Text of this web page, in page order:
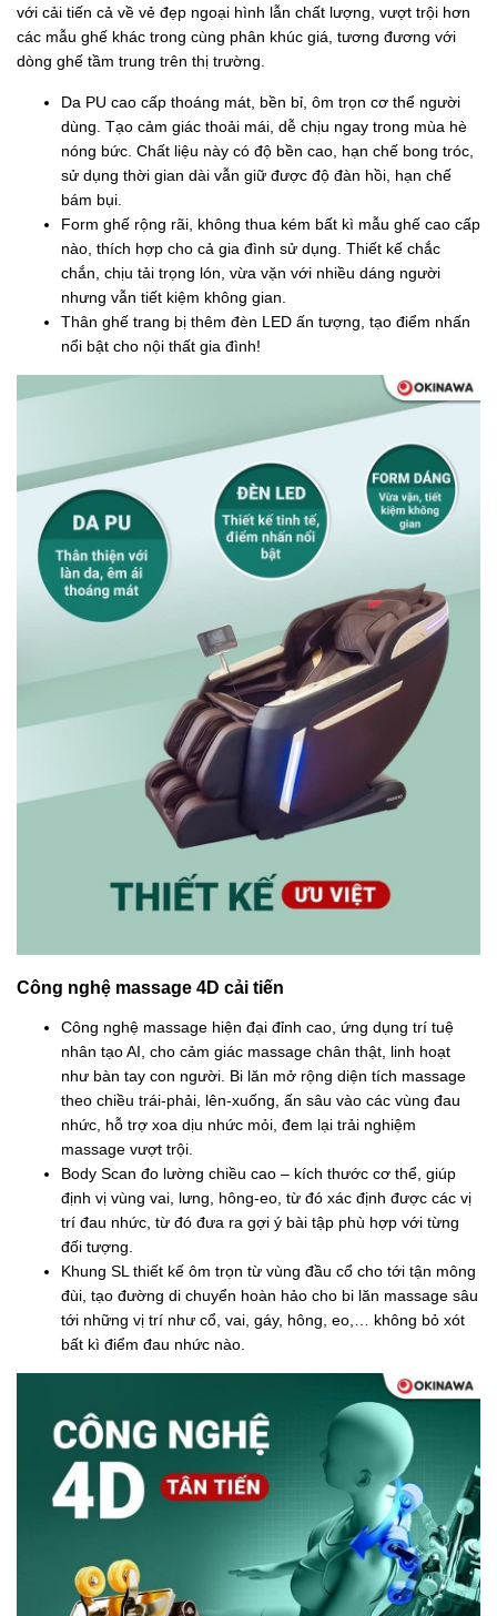
với cải tiến cả về vẻ đẹp ngoại hình lẫn chất lượng, vượt trội hơn
các mẫu ghế khác trong cùng phân khúc giá, tương đương với
dòng ghế tầm trung trên thị trường.
Da PU cao cấp thoáng mát, bền bỉ, ôm trọn cơ thể người
dùng. Tạo cảm giác thoải mái, dễ chịu ngay trong mùa hè
nóng bức. Chất liệu này có độ bền cao, hạn chế bong tróc,
sử dụng thời gian dài vẫn giữ được độ đàn hồi, hạn chế
bám bụi.
Form ghế rộng rãi, không thua kém bất kì mẫu ghế cao cấp
nào, thích hợp cho cả gia đình sử dụng. Thiết kế chắc
chắn, chịu tải trọng lón, vừa vặn với nhiều dáng người
nhưng vẫn tiết kiệm không gian.
Thân ghế trang bị thêm đèn LED ấn tượng, tạo điểm nhấn
nổi bật cho nội thất gia đình!
Công nghệ massage 4D cải tiến
Công nghệ massage hiện đại đỉnh cao, ứng dụng trí tuệ
nhân tạo AI, cho cảm giác massage chân thật, linh hoạt
như bàn tay con người. Bi lăn mở rộng diện tích massage
theo chiều trái-phải, lên-xuống, ấn sâu vào các vùng đau
nhức, hỗ trợ xoa dịu nhức mỏi, đem lại trải nghiệm
massage vượt trội.
Body Scan đo lường chiều cao – kích thước cơ thể, giúp
định vị vùng vai, lưng, hông-eo, từ đó xác định được các vị
trí đau nhức, từ đó đưa ra gợi ý bài tập phù hợp với từng
đối tượng.
Khung SL thiết kế ôm trọn từ vùng đầu cổ cho tới tận mông
đùi, tạo đường di chuyển hoàn hảo cho bi lăn massage sâu
tới những vị trí như cổ, vai, gáy, hông, eo,… không bỏ xót
bất kì điểm đau nhức nào.